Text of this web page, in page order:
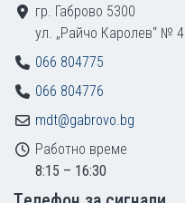
гр. Габрово 5300
ул. „Райчо Каролев“ № 4
066 804775
066 804776
mdt@gabrovo.bg
Работно време
8:15 – 16:30